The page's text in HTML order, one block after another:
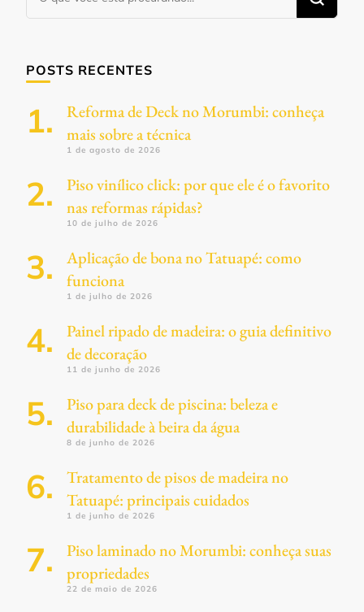
algo?
POSTS RECENTES
Reforma de Deck no Morumbi: conheça
mais sobre a técnica
1 de agosto de 2026
Piso vinílico click: por que ele é o favorito
nas reformas rápidas?
10 de julho de 2026
Aplicação de bona no Tatuapé: como
funciona
1 de julho de 2026
Painel ripado de madeira: o guia definitivo
de decoração
11 de junho de 2026
Piso para deck de piscina: beleza e
durabilidade à beira da água
8 de junho de 2026
Tratamento de pisos de madeira no
Tatuapé: principais cuidados
1 de junho de 2026
Piso laminado no Morumbi: conheça suas
propriedades
22 de maio de 2026